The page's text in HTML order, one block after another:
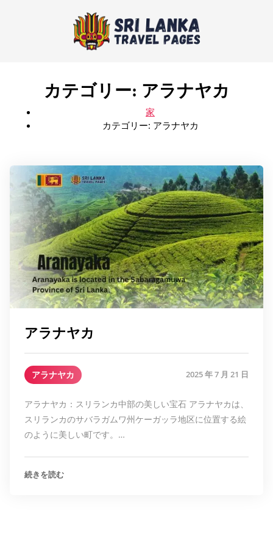
カテゴリー: アラナヤカ
家
カテゴリー: アラナヤカ
アラナヤカ
アラナヤカ 2025 年 7 月 21 日
アラナヤカ：スリランカ中部の美しい宝石 アラナヤカは、
スリランカのサバラガムワ州ケーガッラ地区に位置する絵
のように美しい町です。…
続きを読む